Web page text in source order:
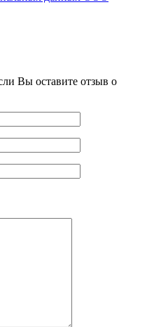
Вы оставите отзыв о